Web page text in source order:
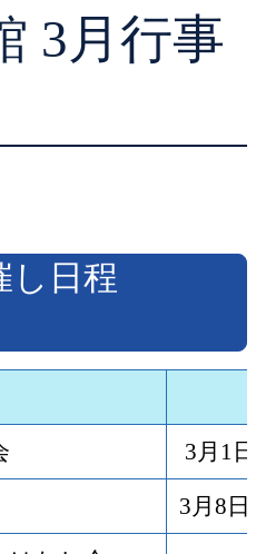
学校図書館支援サー
3月行事
し日程
3月1
3月8